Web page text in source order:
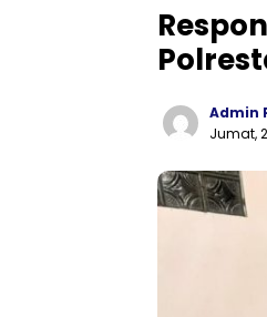
Admin
Jumat,